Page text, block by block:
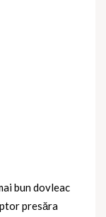
bun dovleac
presăra